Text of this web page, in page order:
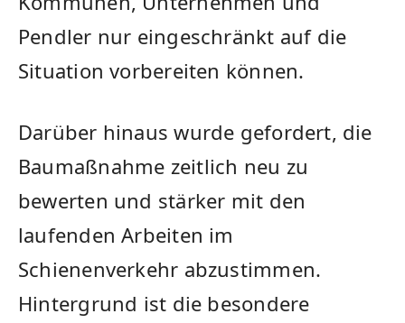
Pendler nur eingeschränkt auf die
Situation vorbereiten können.
Darüber hinaus wurde gefordert, die
Baumaßnahme zeitlich neu zu
bewerten und stärker mit den
laufenden Arbeiten im
Schienenverkehr abzustimmen.
Hintergrund ist die besondere